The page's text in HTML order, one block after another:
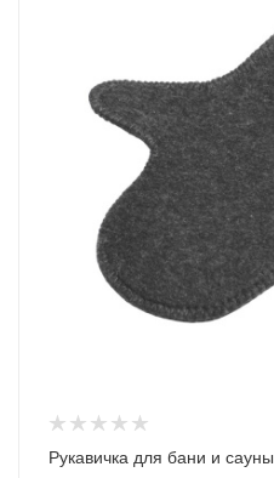
Рукавичка для бани и сауны